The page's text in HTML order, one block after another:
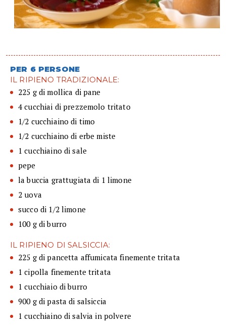
PER 6 PERSONE
IL RIPIENO TRADIZIONALE:
225 g di mollica di pane
4 cucchiai di prezzemolo tritato
1/2 cucchiaino di timo
1/2 cucchiaino di erbe miste
1 cucchiaino di sale
pepe
la buccia grattugiata di 1 limone
2 uova
succo di 1/2 limone
100 g di burro
IL RIPIENO DI SALSICCIA:
225 g di pancetta affumicata finemente tritata
1 cipolla finemente tritata
1 cucchiaio di burro
900 g di pasta di salsiccia
1 cucchiaino di salvia in polvere